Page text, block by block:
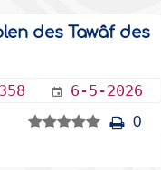
des Tawâf des
6-5-2026
0